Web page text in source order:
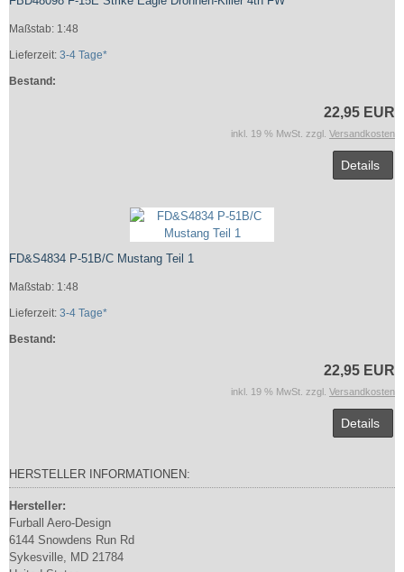
Maßstab: 1:48
Lieferzeit: 3-4 Tage*
Bestand:
22,95 EUR
inkl. 19 % MwSt. zzgl. Versandkosten
Details
FD&S4834 P-51B/C Mustang Teil 1
Maßstab: 1:48
Lieferzeit: 3-4 Tage*
Bestand:
22,95 EUR
inkl. 19 % MwSt. zzgl. Versandkosten
Details
HERSTELLER INFORMATIONEN:
Hersteller:
Furball Aero-Design
6144 Snowdens Run Rd
Sykesville, MD 21784